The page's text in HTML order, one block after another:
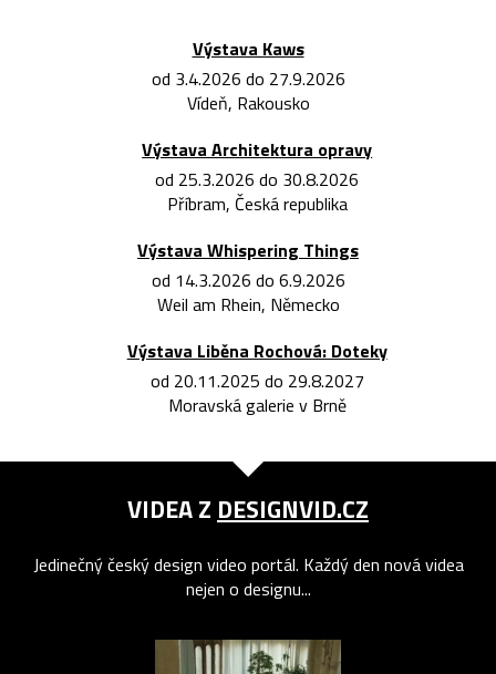
Výstava Kaws
od 3.4.2026 do 27.9.2026
Vídeň, Rakousko
Výstava Architektura opravy
od 25.3.2026 do 30.8.2026
Příbram, Česká republika
Výstava Whispering Things
od 14.3.2026 do 6.9.2026
Weil am Rhein, Německo
Výstava Liběna Rochová: Doteky
od 20.11.2025 do 29.8.2027
Moravská galerie v Brně
VIDEA Z DESIGNVID.CZ
Jedinečný český design video portál. Každý den nová videa
nejen o designu...